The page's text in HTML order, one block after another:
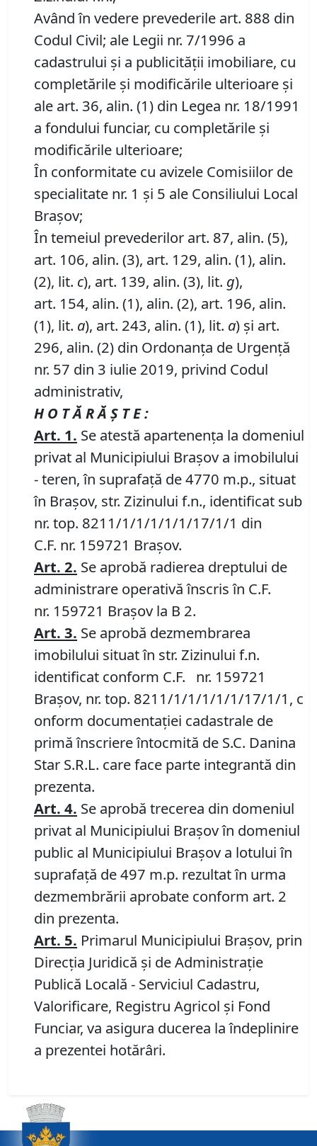
Având în vedere prevederile art. 888 din
Codul Civil; ale Legii nr. 7/1996 a
cadastrului și a publicității imobiliare, cu
completările și modificările ulterioare și
ale art. 36, alin. (1) din Legea nr. 18/1991
a fondului funciar, cu completările și
modificările ulterioare;
În conformitate cu avizele Comisiilor de
specialitate nr. 1 și 5 ale Consiliului Local
Brașov;
În temeiul prevederilor art. 87, alin. (5),
art. 106, alin. (3), art. 129, alin. (1), alin.
(2), lit. c), art. 139, alin. (3), lit. g),
art. 154, alin. (1), alin. (2), art. 196, alin.
(1), lit. a), art. 243, alin. (1), lit. a) și art.
296, alin. (2) din Ordonanța de Urgență
nr. 57 din 3 iulie 2019, privind Codul
administrativ,
H O T Ă R Ă Ş T E :
Art. 1. Se atestă apartenența la domeniul
privat al Municipiului Brașov a imobilului
- teren, în suprafață de 4770 m.p., situat
în Brașov, str. Zizinului f.n., identificat sub
nr. top. 8211/1/1/1/1/1/17/1/1 din
C.F. nr. 159721 Brașov.
Art. 2. Se aprobă radierea dreptului de
administrare operativă înscris în C.F.
nr. 159721 Brașov la B 2.
Art. 3. Se aprobă dezmembrarea
imobilului situat în str. Zizinului f.n.
identificat conform C.F. nr. 159721
Brașov, nr. top. 8211/1/1/1/1/1/17/1/1, c
onform documentației cadastrale de
primă înscriere întocmită de S.C. Danina
Star S.R.L. care face parte integrantă din
prezenta.
Art. 4. Se aprobă trecerea din domeniul
privat al Municipiului Brașov în domeniul
public al Municipiului Brașov a lotului în
suprafață de 497 m.p. rezultat în urma
dezmembrării aprobate conform art. 2
din prezenta.
Art. 5. Primarul Municipiului Brașov, prin
Direcția Juridică și de Administrație
Publică Locală - Serviciul Cadastru,
Valorificare, Registru Agricol și Fond
Funciar, va asigura ducerea la îndeplinire
a prezentei hotărâri.